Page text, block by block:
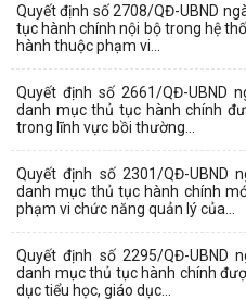
Quyết định số 2708/QĐ-UBND
tục hành chính nội bộ trong hệ
hành thuộc phạm vi...
Quyết định số 2661/QĐ-UBND
danh mục thủ tục hành chính
trong lĩnh vực bồi thường...
Quyết định số 2301/QĐ-UBND
danh mục thủ tục hành chính
phạm vi chức năng quản lý của...
Quyết định số 2295/QĐ-UBND
danh mục thủ tục hành chính
dục tiểu học, giáo dục...